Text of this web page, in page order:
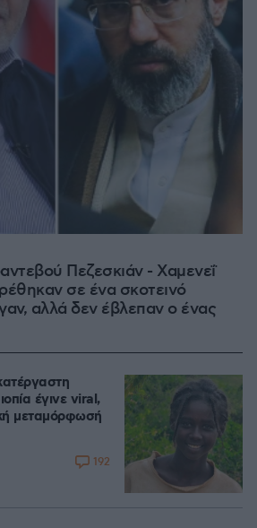
Πεζεσκιάν - Χαμενεΐ
σε ένα σκοτεινό
αλλά δεν έβλεπαν ο ένας
έγινε viral,
μεταμόρφωσή
192